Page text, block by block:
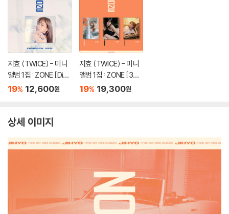
지효 (TWICE) - 미니
앨범 1집 : ZONE [Digi
pack Ver.]
19% 12,600원
지효 (TWICE) - 미니
앨범 1집 : ZONE [3종
중 1종 랜덤발송]
19% 19,300원
상세 이미지